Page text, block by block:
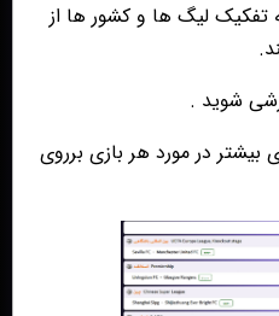
تفکیک لیگ ها و کشور ها از
شوید .
در مورد هر بازی برروی